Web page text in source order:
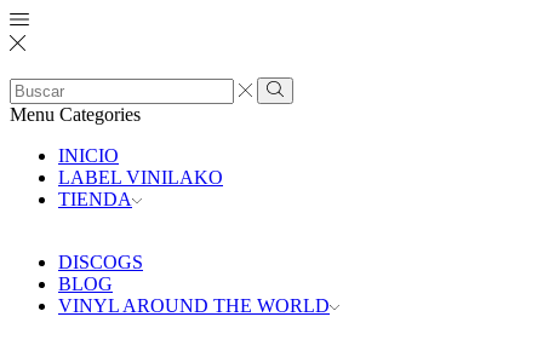
Search
input
Search
Menu Categories
INICIO
LABEL VINILAKO
TIENDA
DISCOGS
BLOG
VINYL AROUND THE WORLD